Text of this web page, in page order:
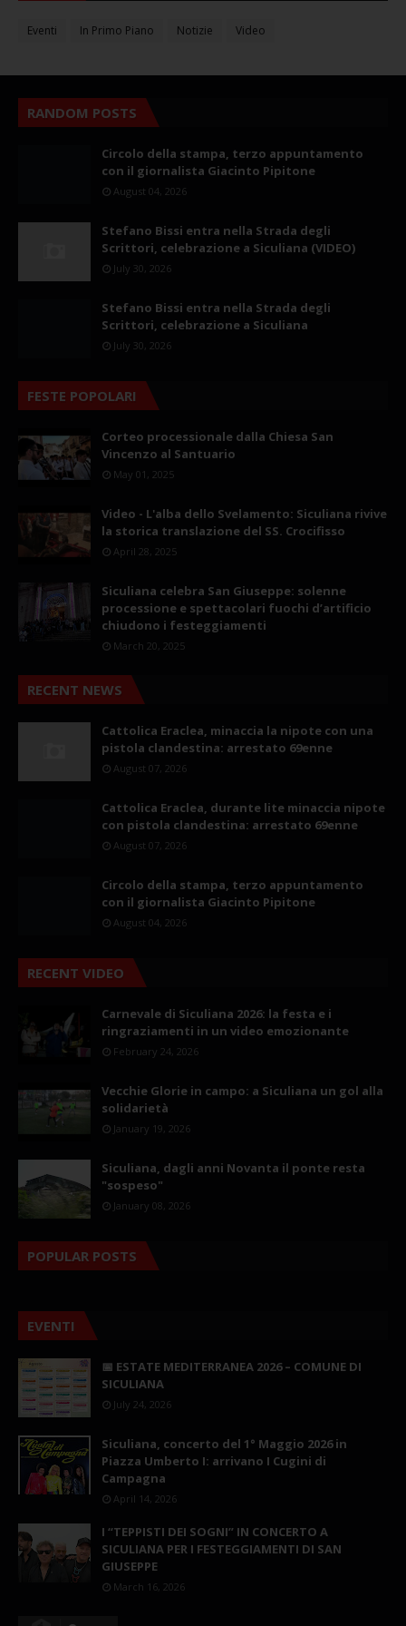
Eventi In Primo Piano Notizie Video
RANDOM POSTS
Circolo della stampa, terzo appuntamento
con il giornalista Giacinto Pipitone
August 04, 2026
Stefano Bissi entra nella Strada degli
Scrittori, celebrazione a Siculiana (VIDEO)
July 30, 2026
Stefano Bissi entra nella Strada degli
Scrittori, celebrazione a Siculiana
July 30, 2026
FESTE POPOLARI
Corteo processionale dalla Chiesa San
Vincenzo al Santuario
May 01, 2025
Video - L'alba dello Svelamento: Siculiana rivive
la storica translazione del SS. Crocifisso
April 28, 2025
Siculiana celebra San Giuseppe: solenne
processione e spettacolari fuochi d’artificio
chiudono i festeggiamenti
March 20, 2025
RECENT NEWS
Cattolica Eraclea, minaccia la nipote con una
pistola clandestina: arrestato 69enne
August 07, 2026
Cattolica Eraclea, durante lite minaccia nipote
con pistola clandestina: arrestato 69enne
August 07, 2026
Circolo della stampa, terzo appuntamento
con il giornalista Giacinto Pipitone
August 04, 2026
RECENT VIDEO
Carnevale di Siculiana 2026: la festa e i
ringraziamenti in un video emozionante
February 24, 2026
Vecchie Glorie in campo: a Siculiana un gol alla
solidarietà
January 19, 2026
Siculiana, dagli anni Novanta il ponte resta
"sospeso"
January 08, 2026
POPULAR POSTS
EVENTI
📅 ESTATE MEDITERRANEA 2026 – COMUNE DI
SICULIANA
July 24, 2026
Siculiana, concerto del 1° Maggio 2026 in
Piazza Umberto I: arrivano I Cugini di
Campagna
April 14, 2026
I “TEPPISTI DEI SOGNI” IN CONCERTO A
SICULIANA PER I FESTEGGIAMENTI DI SAN
GIUSEPPE
March 16, 2026